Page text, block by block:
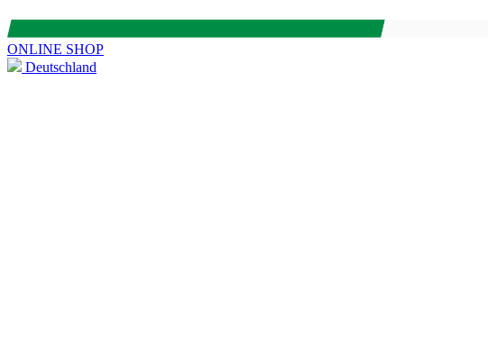
ONLINE SHOP
Deutschland